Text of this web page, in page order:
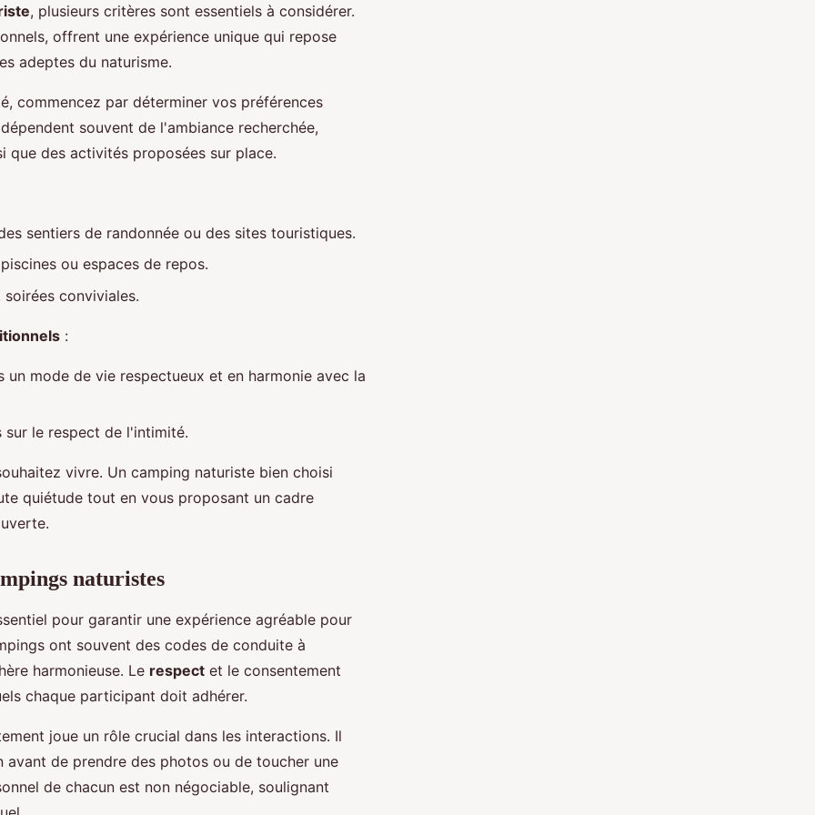
, plusieurs critères sont essentiels à considérer.
offrent une expérience unique qui repose
adeptes du naturisme.
commencez par déterminer vos préférences
souvent de l'ambiance recherchée,
que des activités proposées sur place.
sentiers de randonnée ou des sites touristiques.
ou espaces de repos.
conviviales.
:
mode de vie respectueux et en harmonie avec la
sur le respect de l'intimité.
vivre. Un camping naturiste bien choisi
quiétude tout en vous proposant un cadre
naturistes
pour garantir une expérience agréable pour
ont souvent des codes de conduite à
harmonieuse. Le respect et le consentement
chaque participant doit adhérer.
joue un rôle crucial dans les interactions. Il
de prendre des photos ou de toucher une
de chacun est non négociable, soulignant